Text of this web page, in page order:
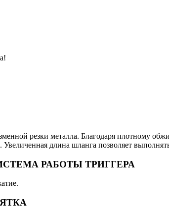
резки металла. Благодаря плотному
длина шланга позволяет
РАБОТЫ ТРИГГЕРА